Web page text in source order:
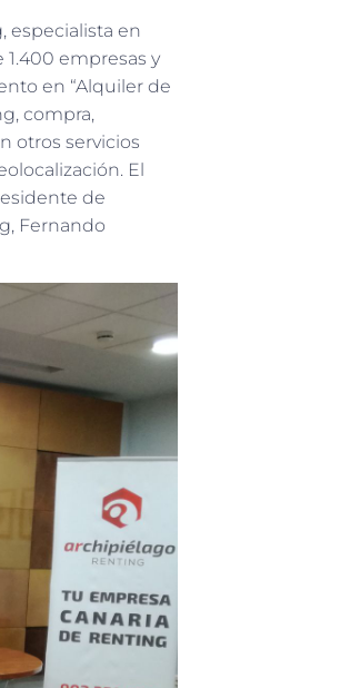
especialista en
empresas y
en “Alquiler de
compra,
otros servicios
El
de
Fernando